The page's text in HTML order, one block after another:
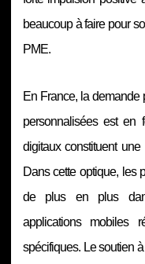
beaucoup à faire pour
PME.
En France, la demande
personnalisées est en
digitaux constituent une
Dans cette optique, les
de plus en plus
applications mobiles
spécifiques. Le soutien